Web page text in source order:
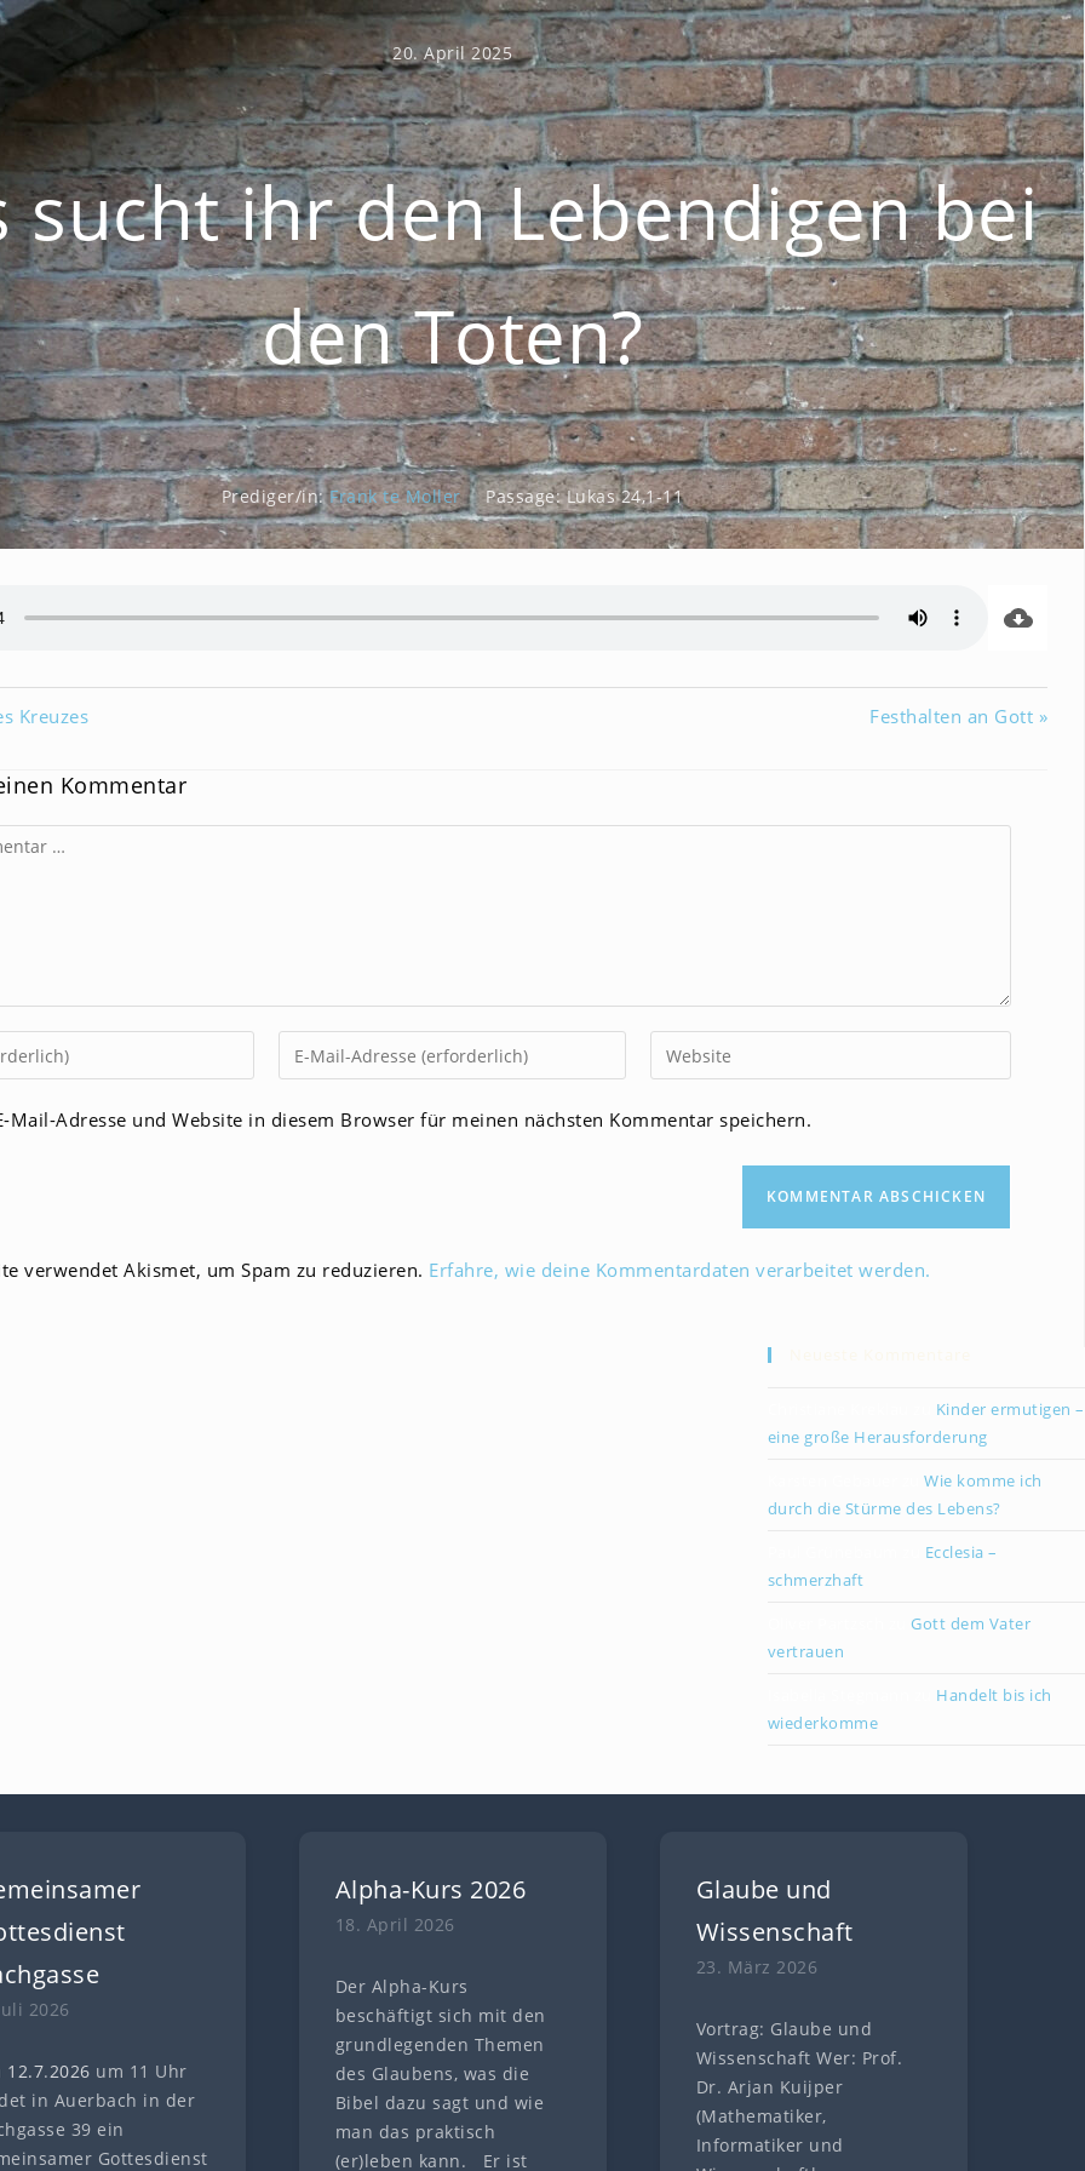
20. April 2025
sucht ihr den Lebendigen bei
den Toten?
Prediger/in: Frank te Moller Passage: Lukas 24,1-11
Kreuzes Festhalten an Gott »
Kommentar
Gib
deine
Gib
deine
Mail-Adresse und Website in diesem Browser für meinen nächsten Kommentar speichern.
verwendet Akismet, um Spam zu reduzieren. Erfahre, wie deine Kommentardaten verarbeitet werden.
Kinder ermutigen –
eine große Herausforderung
zuWie komme ich
durch die Stürme des Lebens?
Ecclesia –
schmerzhaft
zuGott dem Vater
vertrauen
Handelt bis ich
wiederkomme
2026
12.7.2026 um 11 Uhr
in Auerbach in der
39 ein
Gottesdienst
Alpha-Kurs 2026
18. April 2026
Der Alpha-Kurs
beschäftigt sich mit den
grundlegenden Themen
des Glaubens, was die
Bibel dazu sagt und wie
man das praktisch
(er)leben kann. Er ist
Glaube und
Wissenschaft
23. März 2026
Vortrag: Glaube und
Wissenschaft Wer: Prof.
Dr. Arjan Kuijper
(Mathematiker,
Informatiker und